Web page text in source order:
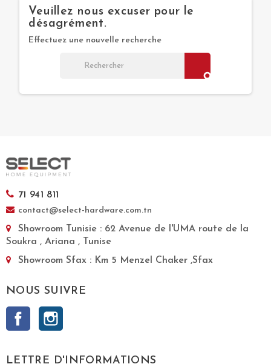
Veuillez nous excuser pour le
désagrément.
Effectuez une nouvelle recherche
search
71 941 811
contact@select-hardware.com.tn
Showroom Tunisie : 62 Avenue de l'UMA route de la
Soukra , Ariana , Tunise
Showroom Sfax : Km 5 Menzel Chaker ,Sfax
NOUS SUIVRE
Facebook
LETTRE D'INFORMATIONS